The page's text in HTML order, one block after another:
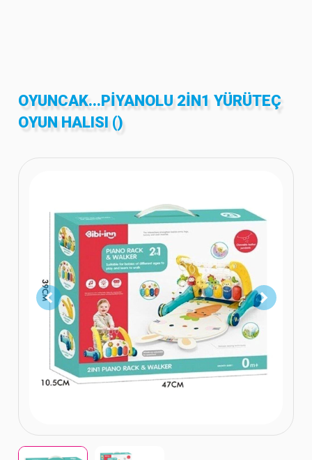
OYUNCAK...PIYANOLU 2IN1 YÜRÜTEÇ
OYUN HALISI ()